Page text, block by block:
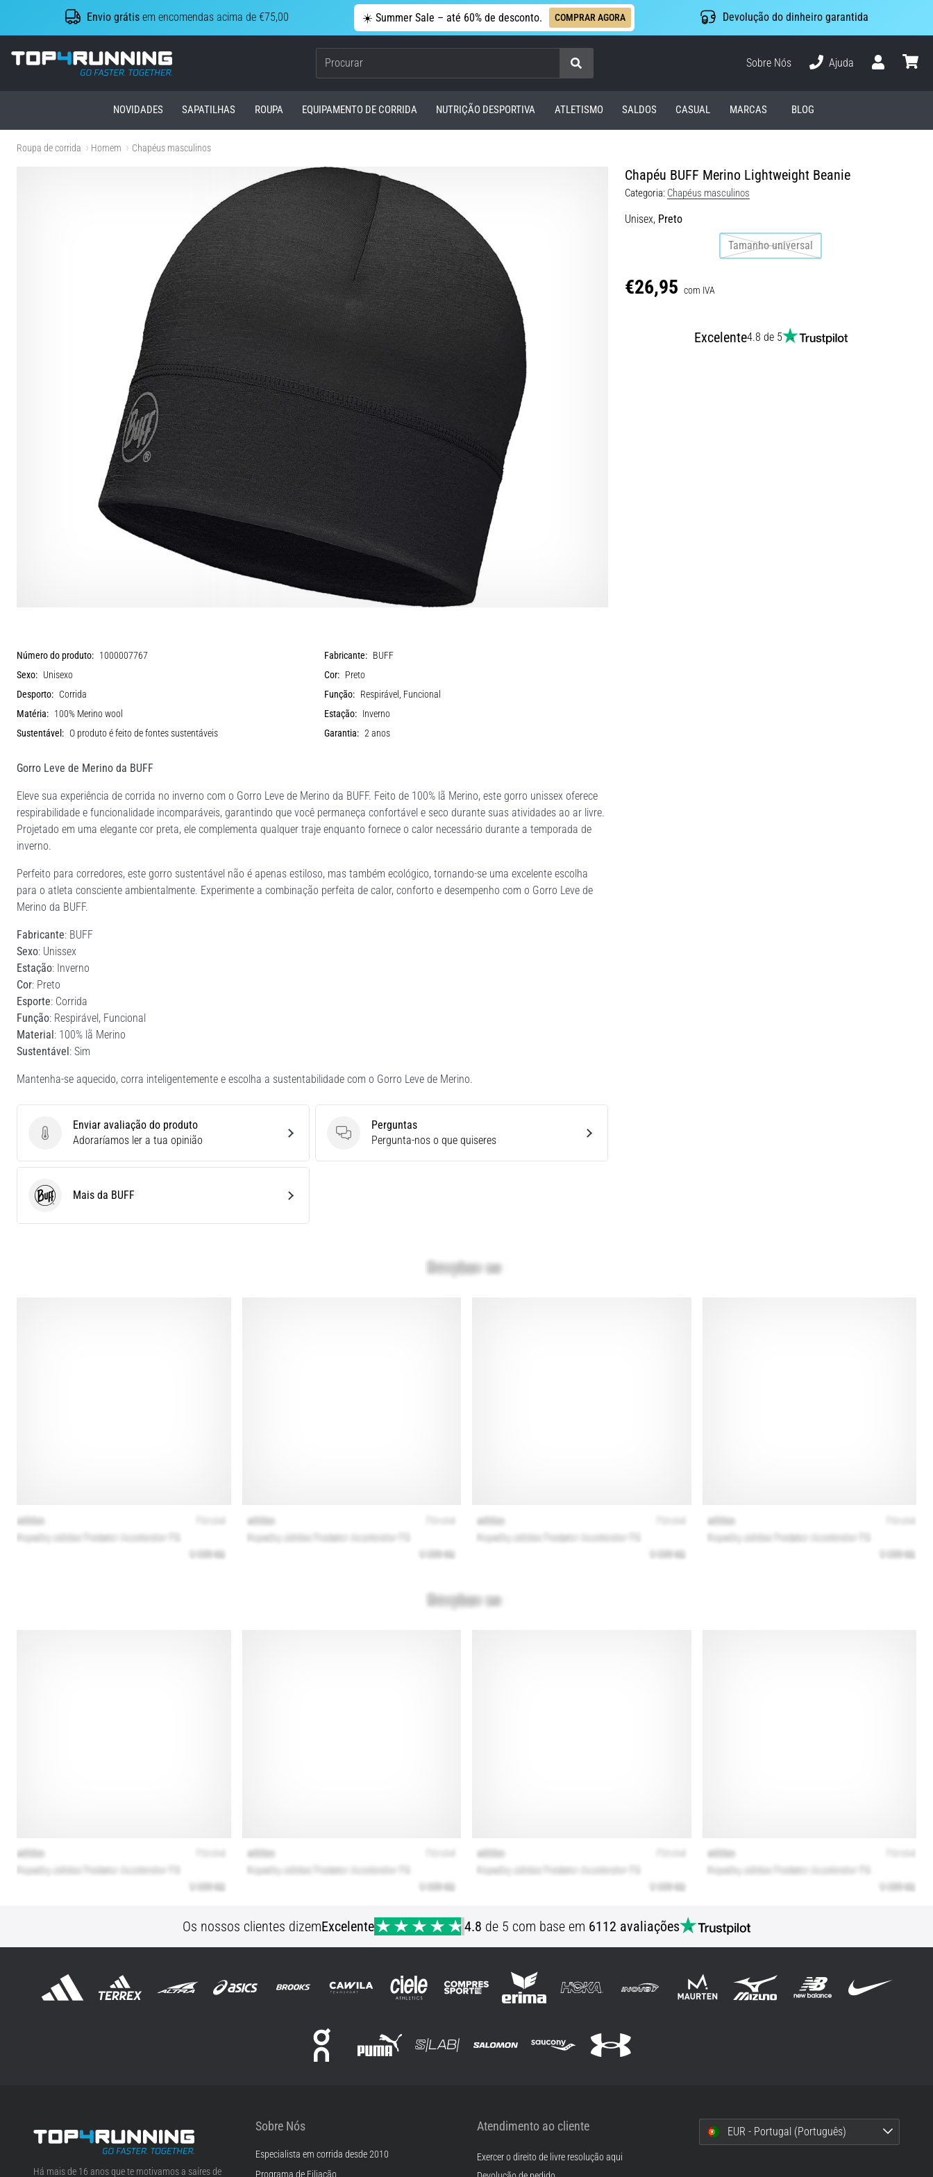
Envio grátis em encomendas acima de €75,00 ☀️ Summer Sale – até 60% de desconto. COMPRAR AGORA Devolução do dinheiro garantida
Top4Running.pt
Procurar
Sobre Nós
Ajuda
NOVIDADES SAPATILHAS ROUPA EQUIPAMENTO DE CORRIDA NUTRIÇÃO DESPORTIVA ATLETISMO SALDOS CASUAL MARCAS BLOG
Roupa de corrida Homem Chapéus masculinos
Chapéu BUFF Merino Lightweight Beanie
Categoria: Chapéus masculinos
Unisex, Preto
Tamanho universal
€26,95 com IVA
Excelente4.8 de 5
Número do produto: 1000007767 Fabricante: BUFF
Sexo: Unisexo Cor: Preto
Desporto: Corrida Função: Respirável, Funcional
Matéria: 100% Merino wool Estação: Inverno
Sustentável: O produto é feito de fontes sustentáveis Garantia: 2 anos
Gorro Leve de Merino da BUFF
Eleve sua experiência de corrida no inverno com o Gorro Leve de Merino da BUFF. Feito de 100% lã Merino, este gorro unissex oferece
respirabilidade e funcionalidade incomparáveis, garantindo que você permaneça confortável e seco durante suas atividades ao ar livre.
Projetado em uma elegante cor preta, ele complementa qualquer traje enquanto fornece o calor necessário durante a temporada de
inverno.
Perfeito para corredores, este gorro sustentável não é apenas estiloso, mas também ecológico, tornando-se uma excelente escolha
para o atleta consciente ambientalmente. Experimente a combinação perfeita de calor, conforto e desempenho com o Gorro Leve de
Merino da BUFF.
Fabricante: BUFF
Sexo: Unissex
Estação: Inverno
Cor: Preto
Esporte: Corrida
Função: Respirável, Funcional
Material: 100% lã Merino
Sustentável: Sim
Mantenha-se aquecido, corra inteligentemente e escolha a sustentabilidade com o Gorro Leve de Merino.
Enviar avaliação do produto
Enviar avaliação do produto
Adoraríamos ler a tua opinião
Perguntas
Perguntas
Pergunta-nos o que quiseres
BUFF Mais da BUFF
Os nossos clientes dizemExcelente 4.8 de 5 com base em 6112 avaliações
Top4Running.pt
Há mais de 16 anos que te motivamos a saíres de
Sobre Nós
Especialista em corrida desde 2010
Programa de Filiação
Atendimento ao cliente
Exercer o direito de livre resolução aqui
EUR - Portugal (Português)